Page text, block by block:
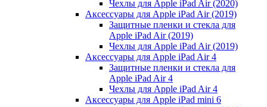
Чехлы для Apple iPad Air (2020)
Аксессуары для Apple iPad Air (2019)
Защитные пленки и стекла для
Apple iPad Air (2019)
Чехлы для Apple iPad Air (2019)
Аксессуары для Apple iPad Air 4
Защитные пленки и стекла для
Apple iPad Air 4
Чехлы для Apple iPad Air 4
Аксессуары для Apple iPad mini 6